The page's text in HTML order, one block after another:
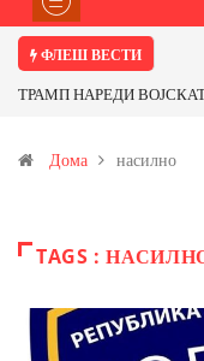
ФЛЕШ ВЕСТИ
ТРАМП НАРЕДИ
Иловица и со антимонот?
Дома насилно
TAGS :